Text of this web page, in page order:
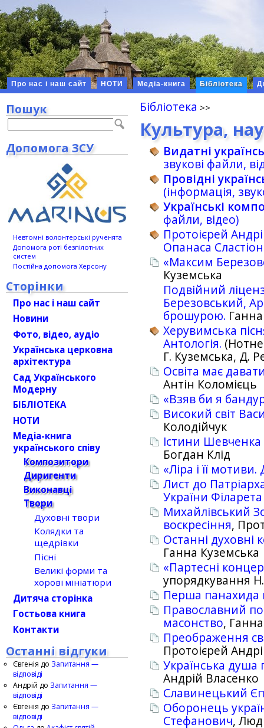
Про нас і наш сайт НОТИ Медіа-книга Бібліотека
Бібліотека
Культура,
Видатні
звукові файли,
Провідні
(інформація,
Українські
файли, відео)
Протоієрей
Опанаса
«Максим
Куземська
Подвійний
Березовський,
брошурою.
Херувимська
Антологія.
Г. Куземська, Д.
Освіта має
Антін Коломієць
«Взяв би я
Високий світ
Колодійчук
Істини
Богдан Клід
«Ліра і її
Лист до
України Філарета
Михайлівський
воскресіння,
Останні
Ганна Куземська
«Партесні
упорядкування
Перша панахида
Православний
масонство,
Преображення
Протоієрей
Українська душа
Андрій Власенко
Славинецький
Оборонець
Стефанович,
Пошук
Допомога ЗСУ
Невтомні волонтерські рученята
Допомога роті безпілотних
систем
Постійна допомога Херсону
Сторінки
Про нас і наш сайт
Новини
Фото, відео, аудіо
Українська церковна
архітектура
Сад Українського
Модерну
БІБЛІОТЕКА
НОТИ
Медіа-книга
українського співу
Композитори
Диригенти
Виконавці
Твори
Духовні твори
Колядки та
щедрівки
Пісні
Великі форми та
хорові мініатюри
Дитяча сторінка
Гостьова книга
Контакти
Останні відгуки
Євгенія до Запитання —
відповіді
Андрій до Запитання —
відповіді
Євгенія до Запитання —
відповіді